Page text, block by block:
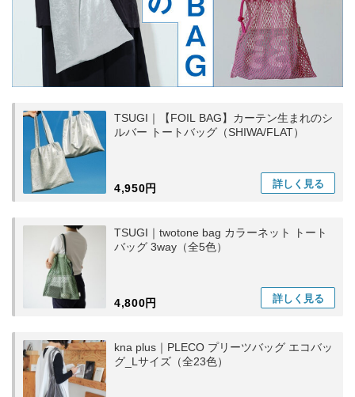
TSUGI｜【FOIL BAG】カーテン生まれのシ
ルバー トートバッグ（SHIWA/FLAT）
4,950円 詳しく 見る
TSUGI｜twotone bag カラーネット トート
バッグ 3way（全5色）
4,800円 詳しく 見る
kna plus｜PLECO プリーツバッグ エコバッ
グ_Lサイズ（全23色）